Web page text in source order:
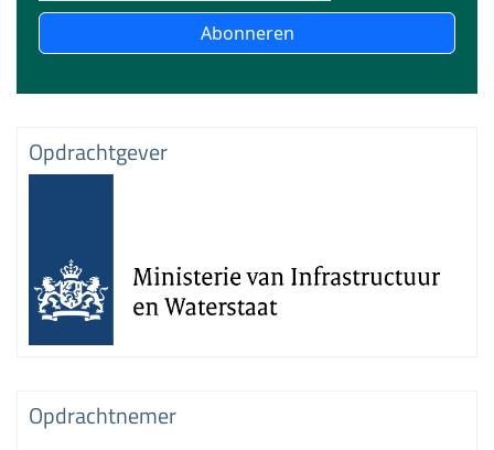
Abonneren
Opdrachtgever
Opdrachtnemer